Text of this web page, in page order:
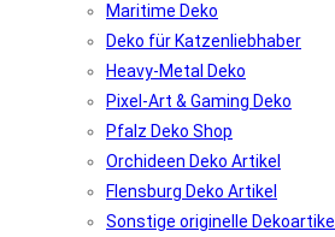
Maritime Deko
Deko für Katzenliebhaber
Heavy-Metal Deko
Pixel-Art & Gaming Deko
Pfalz Deko Shop
Orchideen Deko Artikel
Flensburg Deko Artikel
Sonstige originelle Dekoartikel